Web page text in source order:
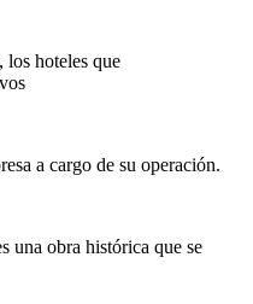
los hoteles que
a cargo de su operación.
una obra histórica que se